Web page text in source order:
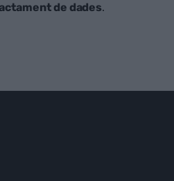
de dades.